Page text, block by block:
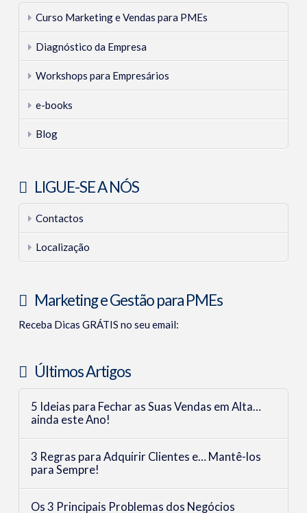
Curso Marketing e Vendas para PMEs
Diagnóstico da Empresa
Workshops para Empresários
e-books
Blog
LIGUE-SE A NÓS
Contactos
Localização
Marketing e Gestão para PMEs
Receba Dicas GRÁTIS no seu email:
Últimos Artigos
5 Ideias para Fechar as Suas Vendas em Alta…
ainda este Ano!
3 Regras para Adquirir Clientes e… Mantê-los
para Sempre!
Os 3 Principais Problemas dos Negócios